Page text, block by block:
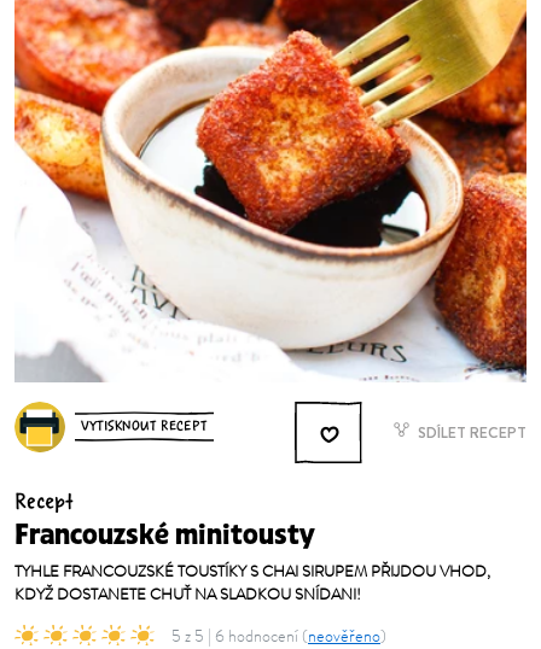
VYTISKNOUT RECEPT SDÍLET RECEPT
Recept
Francouzské minitousty
TYHLE FRANCOUZSKÉ TOUSTÍKY S CHAI SIRUPEM PŘIJDOU VHOD,
KDYŽ DOSTANETE CHUŤ NA SLADKOU SNÍDANI!
5 z 5 | 6 hodnocení (neověřeno)